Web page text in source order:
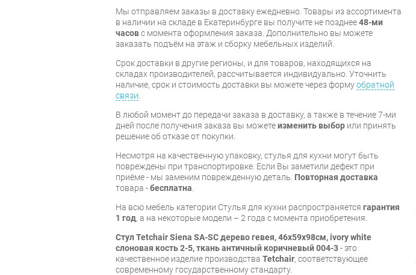
Мы отправляем заказы в доставку ежедневно. Товары из ассортимента
в наличии на складе в Екатеринбурге вы получите не позднее48-ми
часовс момента оформления заказа. Дополнительно вы можете
заказать подъём на этаж и сборку мебельных изделий.
Срок доставки в другие регионы, и для товаров, находящихся на
складах производителей, рассчитывается индивидуально. Уточнить
наличие, срок и стоимость доставки вы можете через формуобратной
связи
В любой момент до передачи заказа в доставку, а также в течение 7-ми
дней после получения заказа вы можетеизменить выбор или принять
решение об отказе от покупки.
Несмотря на качественную упаковку, стулья для кухни могут быть
повреждены при транспортировке. Если Вы заметили дефект при
приёме - мы заменим поврежденную деталь. Повторная доставка
товара -бесплатна
На всю мебель категории Стулья для кухни распространяется гарантия
1 год, а на некоторые модели – 2 года с момента приобретения.
Стул Tetchair Siena SA-SC дерево гевея, 46х59х98см, ivory white
слоновая кость 2-5, ткань античный коричневый 004-3- это
качественное изделие производства Tetchair, соответствующее
современному государственному стандарту.